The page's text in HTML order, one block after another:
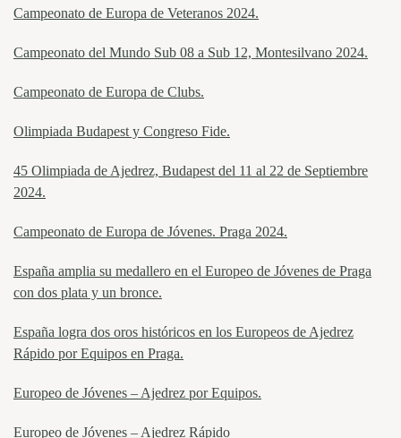
Campeonato de Europa de Veteranos 2024.
Campeonato del Mundo Sub 08 a Sub 12, Montesilvano 2024.
Campeonato de Europa de Clubs.
Olimpiada Budapest y Congreso Fide.
45 Olimpiada de Ajedrez, Budapest del 11 al 22 de Septiembre
2024.
Campeonato de Europa de Jóvenes. Praga 2024.
España amplia su medallero en el Europeo de Jóvenes de Praga
con dos plata y un bronce.
España logra dos oros históricos en los Europeos de Ajedrez
Rápido por Equipos en Praga.
Europeo de Jóvenes – Ajedrez por Equipos.
Europeo de Jóvenes – Ajedrez Rápido